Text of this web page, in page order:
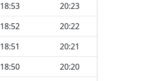
18:53
20:23
18:52
20:22
18:51
20:21
18:50
20:20